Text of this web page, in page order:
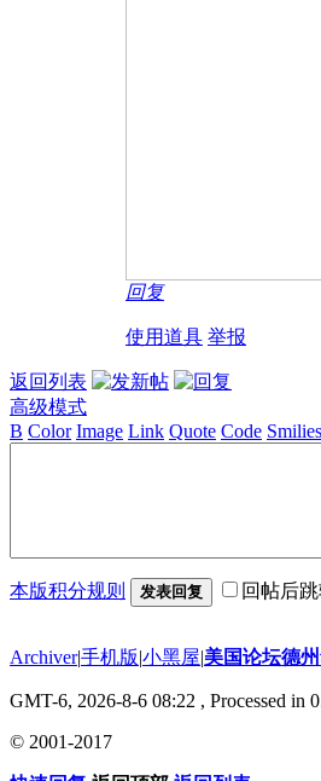
回复
使用道具 举报
返回列表
高级模式
B Color Image Link Quote Code Smilies
本版积分规则 发表回复 回帖后
Archiver|手机版|小黑屋|美国论坛德
GMT-6, 2026-8-6 08:22 , Processed in
© 2001-2017